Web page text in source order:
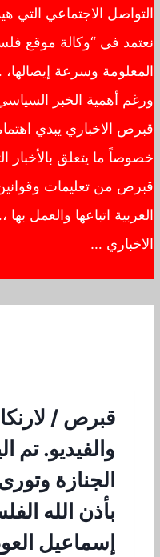
التواصل الاجتماعي التي
نعتمد في “وكالة موقع
المعلومة وسرعة
ورغم أهمية الخبر
قبرص الاخباري يبدي
خصوصاً ما يتعلق بالأخبار
قبرص من تعليمات
العربية اتباعها والعمل
الاخباري …
قبرص /
والفيديو. تم
الجنازة
بأذن الله
إسماعيل